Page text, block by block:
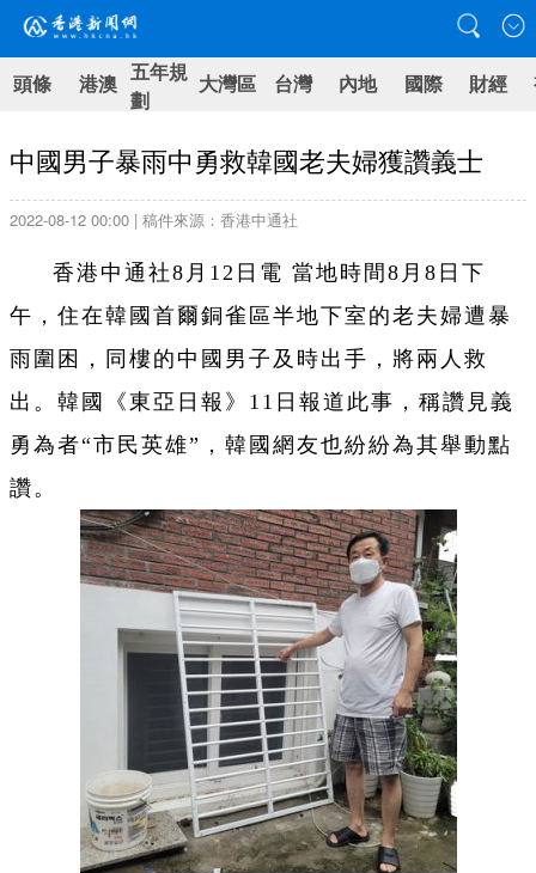
頭條 港澳 五年規
劃
大灣區 台灣 內地 國際 財經
中國男子暴雨中勇救韓國老夫婦獲讚義士
2022-08-12 00:00 | 稿件來源：香港中通社
香港中通社8月12日電 當地時間8月8日下
午，住在韓國首爾銅雀區半地下室的老夫婦遭暴
雨圍困，同樓的中國男子及時出手，將兩人救
出。韓國《東亞日報》11日報道此事，稱讚見義
勇為者“市民英雄”，韓國網友也紛紛為其舉動點
讚。